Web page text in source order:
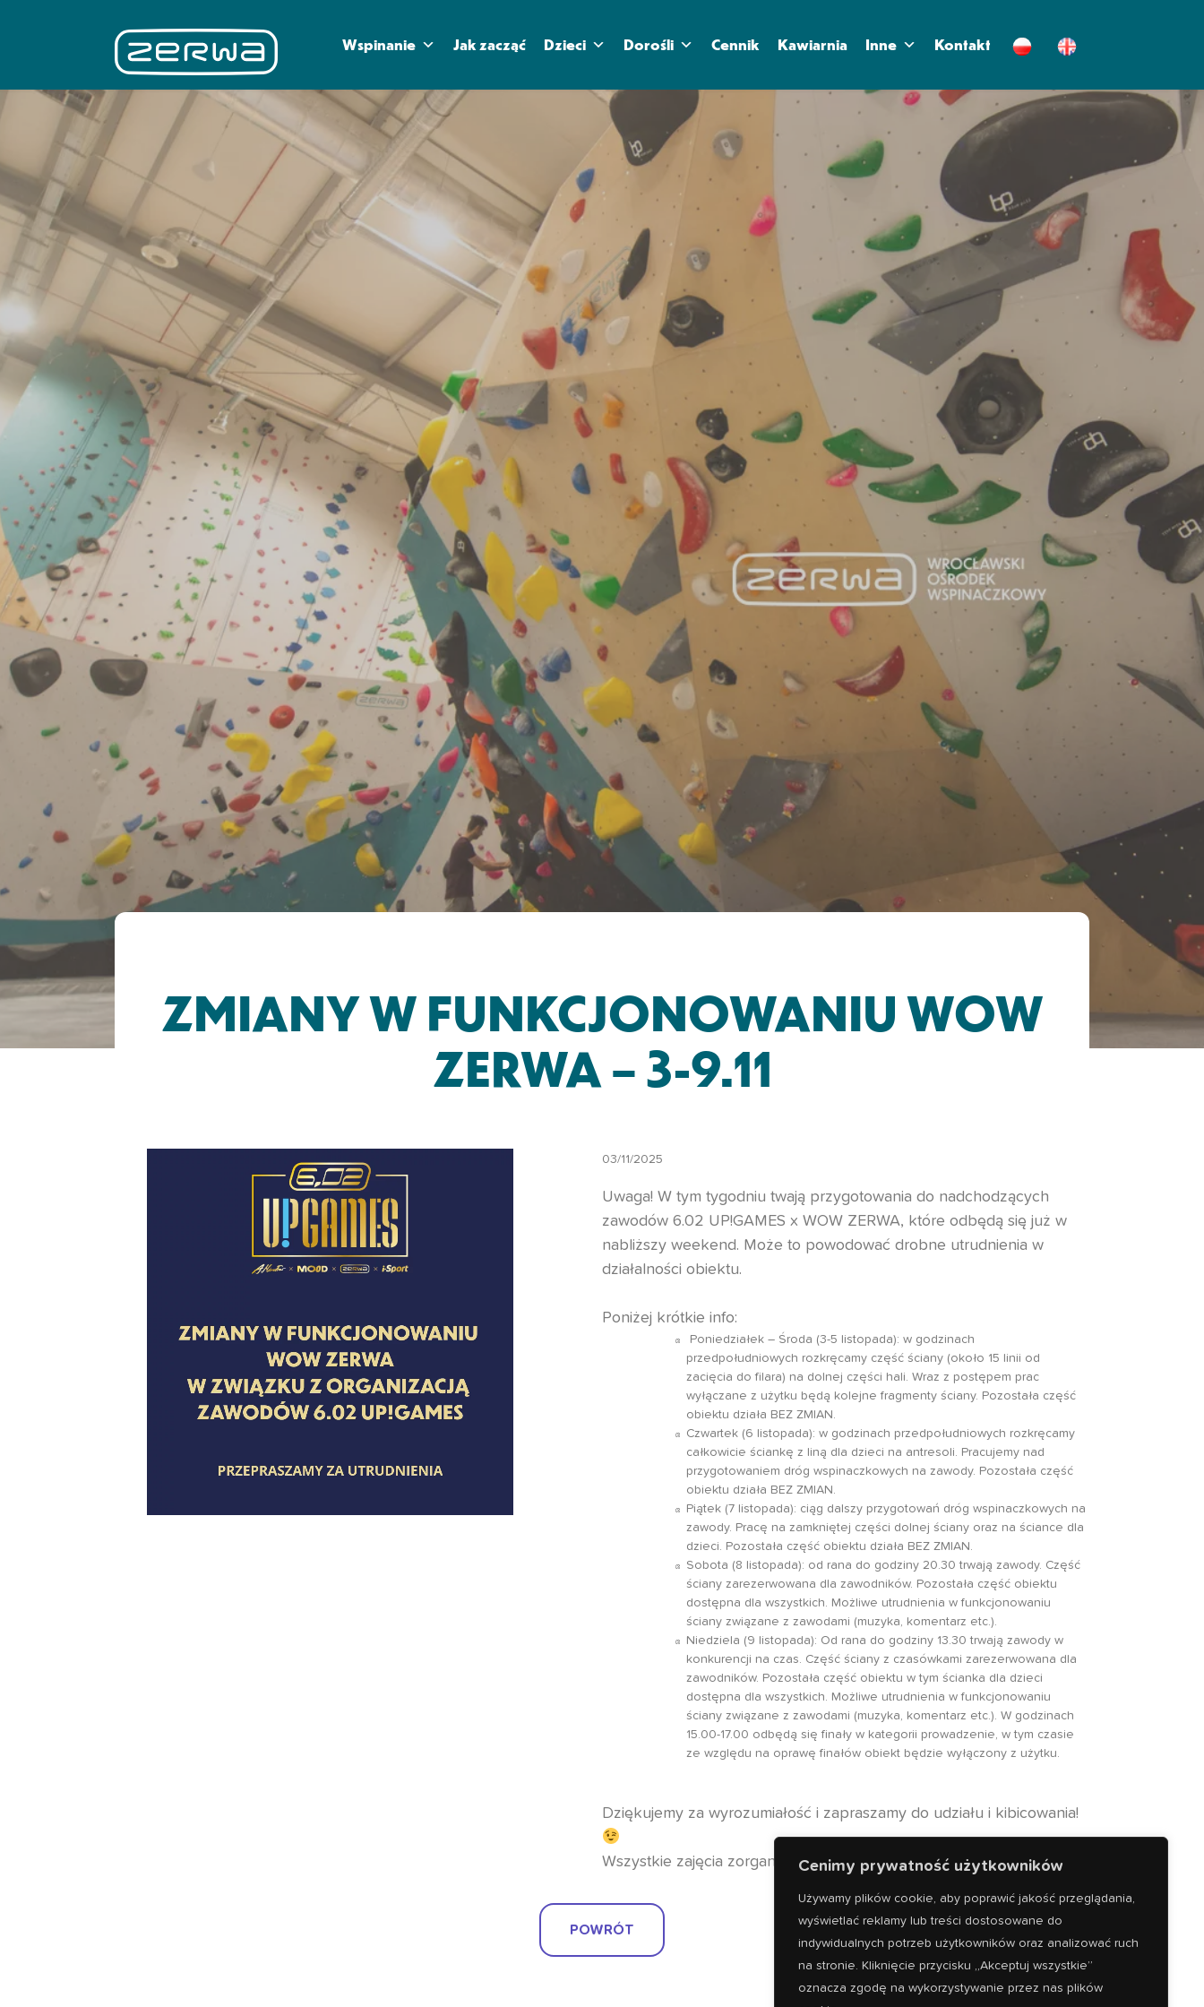
Cenimy prywatność użytkowników
Używamy plików cookie, aby poprawić jakość przeglądania,
wyświetlać reklamy lub treści dostosowane do
indywidualnych potrzeb użytkowników oraz analizować ruch
na stronie. Kliknięcie przycisku „Akceptuj wszystkie”
oznacza zgodę na wykorzystywanie przez nas plików
Wspinanie Jak zacząć Dzieci Dorośli Cennik Kawiarnia Inne Kontakt
ZMIANY W FUNKCJONOWANIU WOW
ZERWA – 3-9.11
03/11/2025
Uwaga! W tym tygodniu twają przygotowania do nadchodzących
zawodów 6.02 UP!GAMES x WOW ZERWA, które odbędą się już w
nabliższy weekend. Może to powodować drobne utrudnienia w
działalności obiektu.
Poniżej krótkie info:
Poniedziałek – Środa (3-5 listopada): w godzinach
przedpołudniowych rozkręcamy część ściany (około 15 linii od
zacięcia do filara) na dolnej części hali. Wraz z postępem prac
wyłączane z użytku będą kolejne fragmenty ściany. Pozostała część
obiektu działa BEZ ZMIAN.
Czwartek (6 listopada): w godzinach przedpołudniowych rozkręcamy
całkowicie ściankę z liną dla dzieci na antresoli. Pracujemy nad
przygotowaniem dróg wspinaczkowych na zawody. Pozostała część
obiektu działa BEZ ZMIAN.
Piątek (7 listopada): ciąg dalszy przygotowań dróg wspinaczkowych na
zawody. Pracę na zamkniętej części dolnej ściany oraz na ściance dla
dzieci. Pozostała część obiektu działa BEZ ZMIAN.
Sobota (8 listopada): od rana do godziny 20.30 trwają zawody. Część
ściany zarezerwowana dla zawodników. Pozostała część obiektu
dostępna dla wszystkich. Możliwe utrudnienia w funkcjonowaniu
ściany związane z zawodami (muzyka, komentarz etc.).
Niedziela (9 listopada): Od rana do godziny 13.30 trwają zawody w
konkurencji na czas. Część ściany z czasówkami zarezerwowana dla
zawodników. Pozostała część obiektu w tym ścianka dla dzieci
dostępna dla wszystkich. Możliwe utrudnienia w funkcjonowaniu
ściany związane z zawodami (muzyka, komentarz etc.). W godzinach
15.00-17.00 odbędą się finały w kategorii prowadzenie, w tym czasie
ze względu na oprawę finałów obiekt będzie wyłączony z użytku.
Dziękujemy za wyrozumiałość i zapraszamy do udziału i kibicowania!
Wszystkie zajęcia zorganizowane oraz sekcje działają normalnie.
POWRÓT